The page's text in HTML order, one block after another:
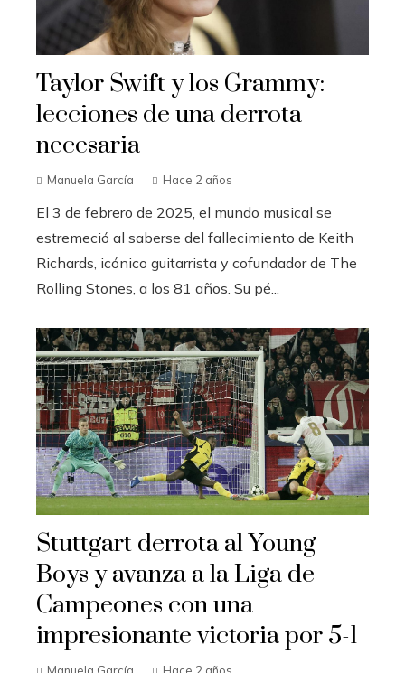
Taylor Swift y los Grammy:
lecciones de una derrota
necesaria
Manuela García Hace 2 años
El 3 de febrero de 2025, el mundo musical se
estremeció al saberse del fallecimiento de Keith
Richards, icónico guitarrista y cofundador de The
Rolling Stones, a los 81 años. Su pé...
Stuttgart derrota al Young
Boys y avanza a la Liga de
Campeones con una
impresionante victoria por 5-1